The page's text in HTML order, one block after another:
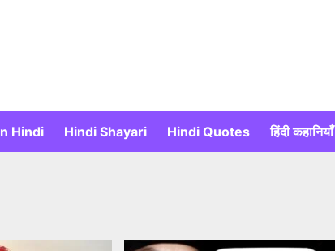
Hindi Hindi Shayari Hindi Quotes हिंदी कहानियाँ